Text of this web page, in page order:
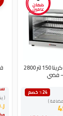
ضمان
عامين
فرن كهربائي اوكرينا 150 لتر 2800
فضي
٪24 خصم
)
(